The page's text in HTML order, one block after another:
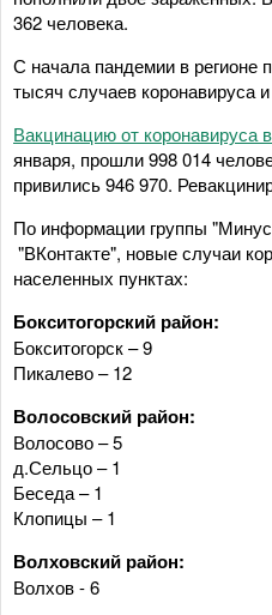
362 человека.
С начала пандемии в регионе
тысяч случаев коронавируса
Вакцинацию от коронавируса
января, прошли 998 014
привились 946 970.
По информации группы
"ВКонтакте", новые случаи
населенных пунктах:
Бокситогорский район:
Бокситогорск – 9
Пикалево – 12
Волосовский район:
Волосово – 5
д.Сельцо – 1
Беседа – 1
Клопицы – 1
Волховский район:
Волхов - 6